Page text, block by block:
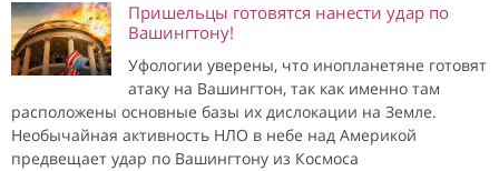
Пришельцы готовятся нанести удар по
Вашингтону!
Уфологии уверены, что инопланетяне готовят
атаку на Вашингтон, так как именно там
расположены основные базы их дислокации на Земле.
Необычайная активность НЛО в небе над Америкой
предвещает удар по Вашингтону из Космоса